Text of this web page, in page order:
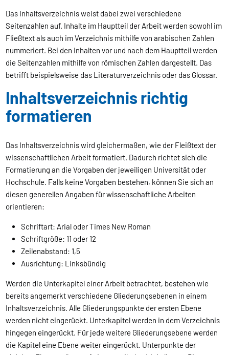
Das Inhaltsverzeichnis weist dabei zwei verschiedene
Seitenzahlen auf. Inhalte im Hauptteil der Arbeit werden sowohl im
Fließtext als auch im Verzeichnis mithilfe von arabischen Zahlen
nummeriert. Bei den Inhalten vor und nach dem Hauptteil werden
die Seitenzahlen mithilfe von römischen Zahlen dargestellt. Das
betrifft beispielsweise das Literaturverzeichnis oder das Glossar.
Inhaltsverzeichnis richtig
formatieren
Das Inhaltsverzeichnis wird gleichermaßen, wie der Fleißtext der
wissenschaftlichen Arbeit formatiert. Dadurch richtet sich die
Formatierung an die Vorgaben der jeweiligen Universität oder
Hochschule. Falls keine Vorgaben bestehen, können Sie sich an
diesen generellen Angaben für wissenschaftliche Arbeiten
orientieren:
Schriftart: Arial oder Times New Roman
Schriftgröße: 11 oder 12
Zeilenabstand: 1,5
Ausrichtung: Linksbündig
Werden die Unterkapitel einer Arbeit betrachtet, bestehen wie
bereits angemerkt verschiedene Gliederungsebenen in einem
Inhaltsverzeichnis. Alle Gliederungspunkte der ersten Ebene
werden nicht eingerückt. Unterkapitel werden in dem Verzeichnis
hingegen eingerückt. Für jede weitere Gliederungsebene werden
die Kapitel eine Ebene weiter eingerückt. Unterpunkte der